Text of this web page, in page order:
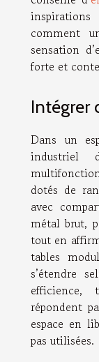
inspirations
comment
sensation
forte et
Intégrer
Dans un
industriel
dotés de
avec
métal brut,
tout en
tables
s’étendre
efficience,
répondent
espace en
pas utilisées.